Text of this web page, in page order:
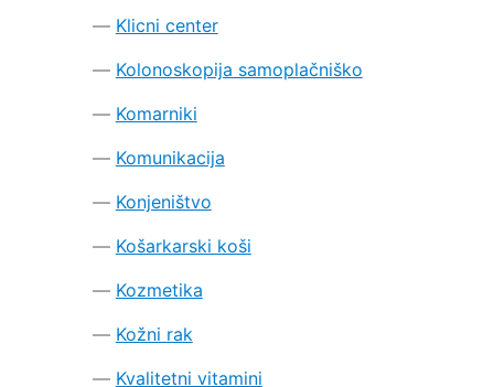
Klicni center
Kolonoskopija samoplačniško
Komarniki
Komunikacija
Konjeništvo
Košarkarski koši
Kozmetika
Kožni rak
Kvalitetni vitamini